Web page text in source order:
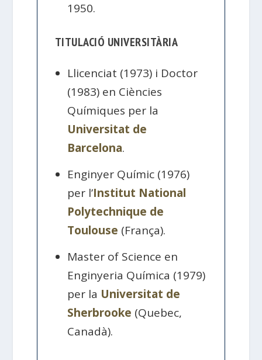
1950.
TITULACIÓ UNIVERSITÀRIA
Llicenciat (1973) i Doctor
(1983) en Ciències
Químiques per la
Universitat de
Barcelona.
Enginyer Químic (1976)
per l’Institut National
Polytechnique de
Toulouse (França).
Master of Science en
Enginyeria Química (1979)
per la Universitat de
Sherbrooke (Quebec,
Canadà).